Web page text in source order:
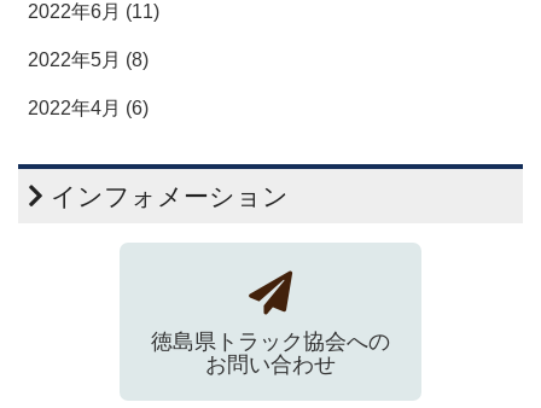
2022年6月 (11)
2022年5月 (8)
2022年4月 (6)
インフォメーション
徳島県トラック協会への
お問い合わせ